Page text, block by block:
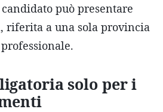
può presentare
riferita a una sola provincia
solo per i